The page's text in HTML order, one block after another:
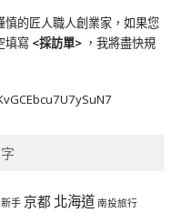
的匠人職人創業家，如果您
填寫 <採訪單> ，我將盡快規
手 京都 北海道 南投旅行